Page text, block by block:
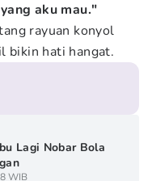
aku mau."
rayuan konyol
bikin hati hangat.
Lagi Nobar Bola
WIB